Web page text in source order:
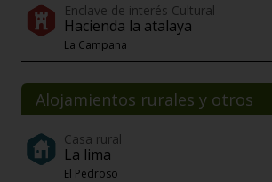
Enclave de interés Cultural
Hacienda la atalaya
La Campana
Alojamientos rurales y otros
Casa rural
La lima
El Pedroso